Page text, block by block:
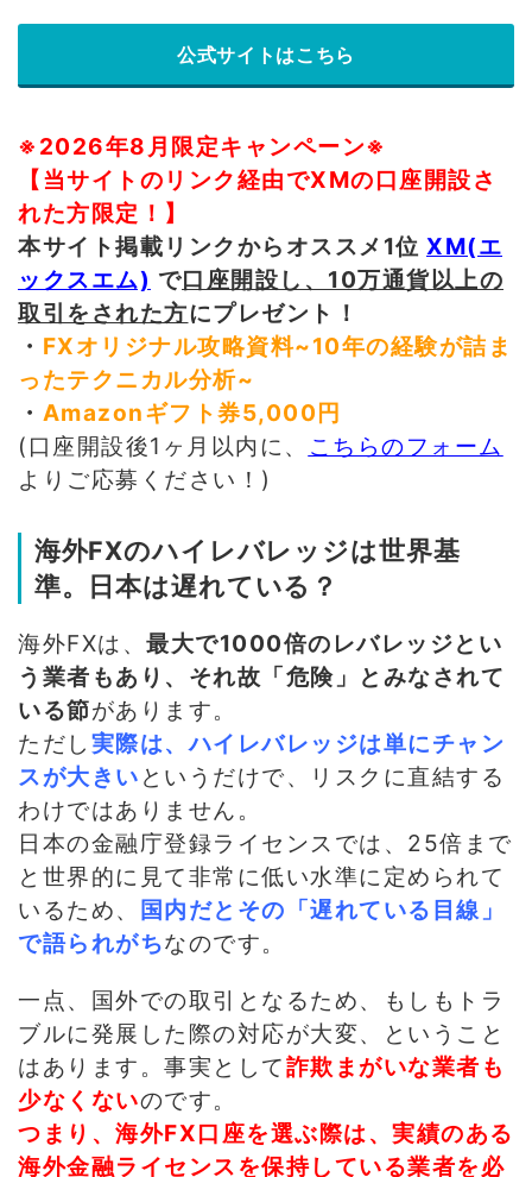
公式サイトはこちら
※2026年8月限定キャンペーン※
【当サイトのリンク経由でXMの口座開設さ
れた方限定！】
本サイト掲載リンクからオススメ1位 XM(エ
ックスエム) で口座開設し、10万通貨以上の
取引をされた方にプレゼント！
・ FXオリジナル攻略資料~10年の経験が詰ま
ったテクニカル分析~
・ Amazonギフト券5,000円
(口座開設後1ヶ月以内に、
こちらのフォーム
よりご応募ください！)
海外FXのハイレバレッジは世界基
準。日本は遅れている？
海外FXは、 最大で1000倍のレバレッジとい
う業者もあり、それ故「危険」とみなされて
いる節があります。
ただし 実際は、ハイレバレッジは単にチャン
スが大きい というだけで、リスクに直結する
わけではありません。
日本の金融庁登録ライセンスでは、25倍まで
と世界的に見て非常に低い水準に定められて
いるため、
国内だとその「遅れている目線」
で語られがちなのです。
一点、国外での取引となるため、もしもトラ
ブルに発展した際の対応が大変、ということ
はあります。事実として詐欺まがいな業者も
少なくないのです。
つまり、海外FX口座を選ぶ際は、実績のある
海外金融ライセンスを保持している業者を必